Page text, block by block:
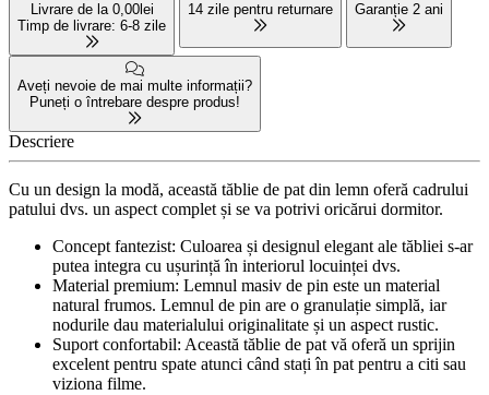
Livrare de la 0,00lei
Timp de livrare: 6-8 zile
14 zile pentru returnare Garanție 2 ani
Aveți nevoie de mai multe informații?
Puneți o întrebare despre produs!
Descriere
Cu un design la modă, această tăblie de pat din lemn oferă cadrului
patului dvs. un aspect complet și se va potrivi oricărui dormitor.
Concept fantezist: Culoarea și designul elegant ale tăbliei s-ar
putea integra cu ușurință în interiorul locuinței dvs.
Material premium: Lemnul masiv de pin este un material
natural frumos. Lemnul de pin are o granulație simplă, iar
nodurile dau materialului originalitate și un aspect rustic.
Suport confortabil: Această tăblie de pat vă oferă un sprijin
excelent pentru spate atunci când stați în pat pentru a citi sau
viziona filme.